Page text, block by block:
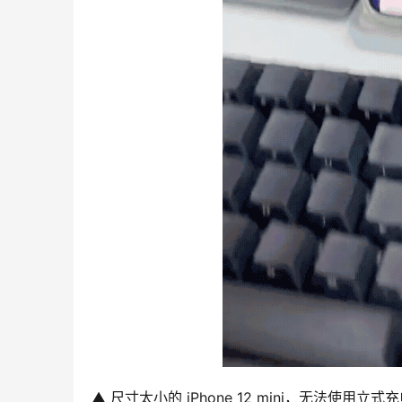
▲ 尺寸太小的 iPhone 12 mini，无法使用立式充